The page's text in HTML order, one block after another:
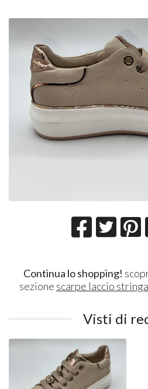
Continua lo shopping!
sezione scarpe laccio
Visti di